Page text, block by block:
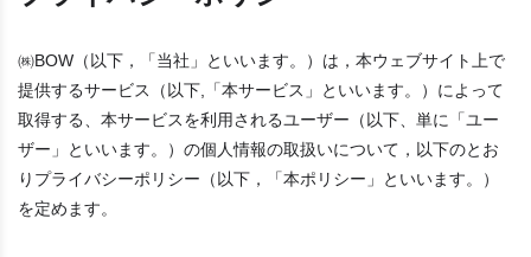
㈱BOW（以下，「当社」といいます。）は，本ウェブサイト上で
提供するサービス（以下,「本サービス」といいます。）によって
取得する、本サービスを利用されるユーザー（以下、単に「ユー
ザー」といいます。）の個人情報の取扱いについて，以下のとお
りプライバシーポリシー（以下，「本ポリシー」といいます。）
を定めます。